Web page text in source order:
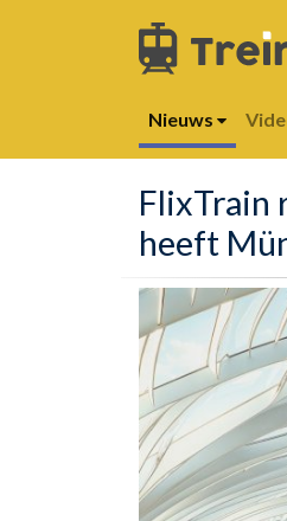
Nieuws
FlixTrain
heeft